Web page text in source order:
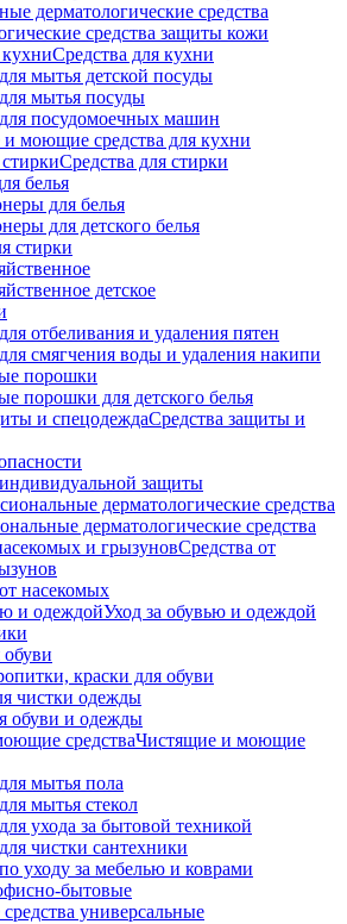
дерматологические средства
средства защиты кожи
Средства для кухни
мытья детской посуды
мытья посуды
посудомоечных машин
моющие средства для кухни
Средства для стирки
белья
для белья
для детского белья
стирки
детское
отбеливания и удаления пятен
смягчения воды и удаления накипи
порошки
порошки для детского белья
Средства защиты и
защиты
дерматологические средства
Средства от
насекомых
Уход за обувью и одеждой
краски для обуви
чистки одежды
обуви и одежды
Чистящие и моющие
мытья пола
мытья стекол
ухода за бытовой техникой
чистки сантехники
уходу за мебелью и коврами
бытовые
универсальные